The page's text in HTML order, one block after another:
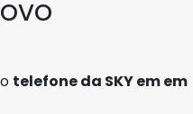
telefone da SKY em em